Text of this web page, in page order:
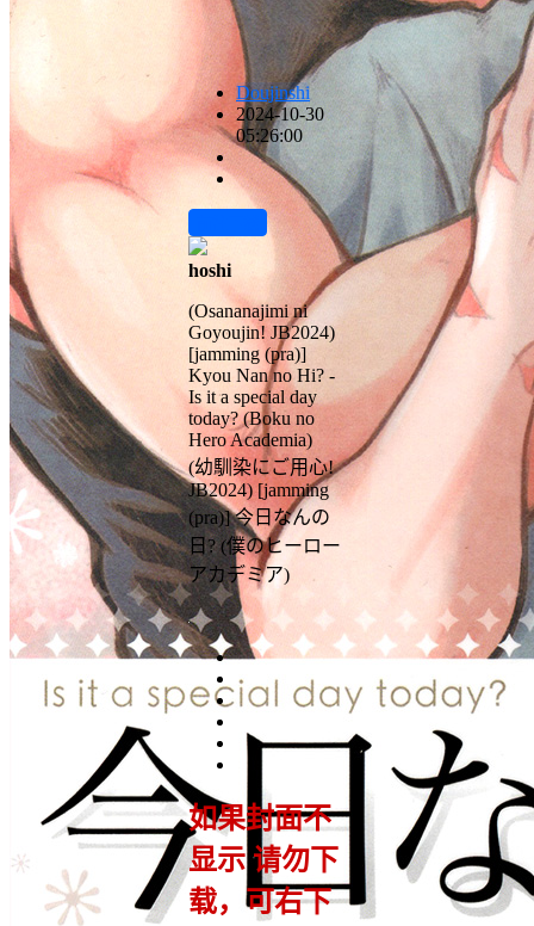
Doujinshi
2024-10-30
05:26:00
hoshi
(Osananajimi ni
Goyoujin! JB2024)
[jamming (pra)]
Kyou Nan no Hi? -
Is it a special day
today? (Boku no
Hero Academia)
(幼馴染にご用心!
JB2024) [jamming
(pra)] 今日なんの
日? (僕のヒーロー
アカデミア)
如果封面不
显示 请勿下
载，可右下